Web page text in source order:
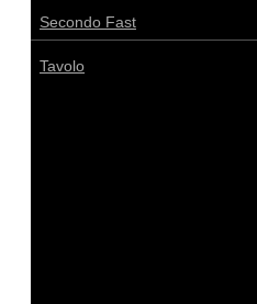
Secondo Fast
Tavolo